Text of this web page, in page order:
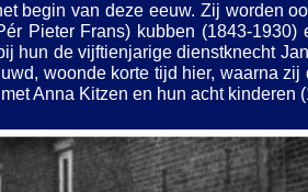
begin van deze eeuw. Zij worden
Pieter Frans) kubben (1843-1930)
hun de vijftienjarige dienstknecht
woonde korte tijd hier, waarna
Anna Kitzen en hun acht kinderen